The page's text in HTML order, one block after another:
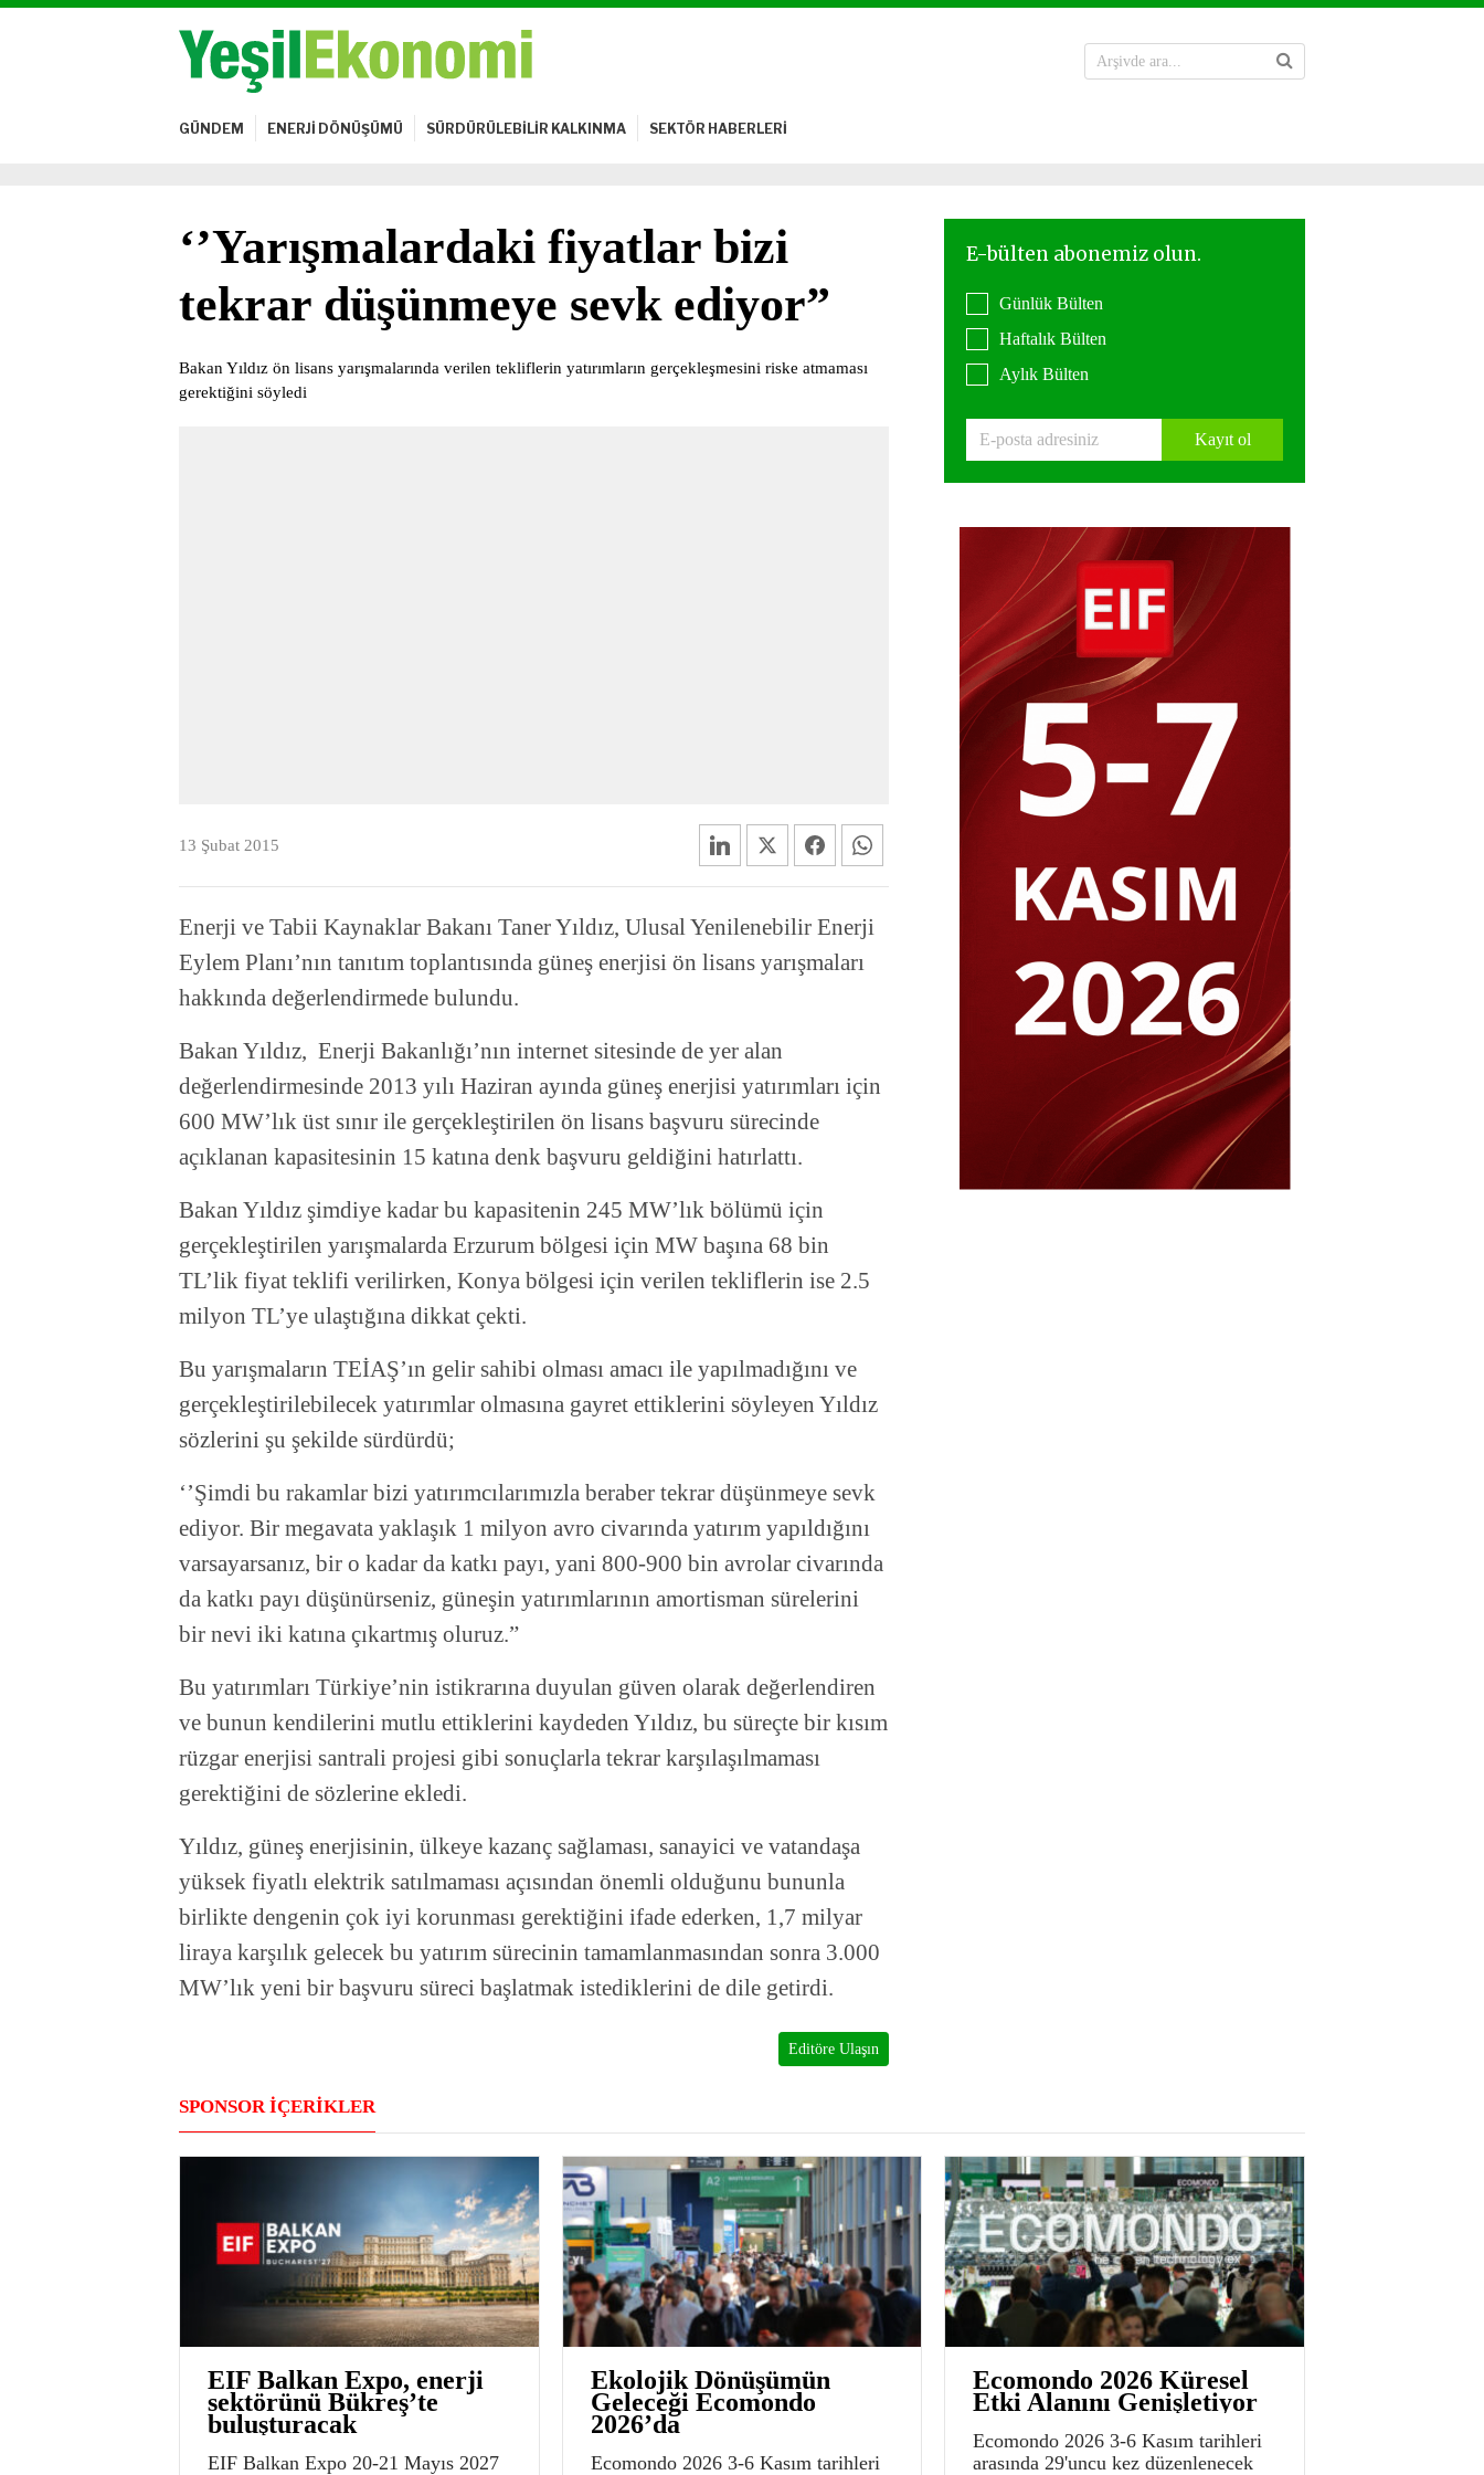
GÜNDEM ENERJİ DÖNÜŞÜMÜ SÜRDÜRÜLEBİLİR KALKINMA SEKTÖR HABERLERİ
‘’Yarışmalardaki fiyatlar bizi
tekrar düşünmeye sevk ediyor”
Bakan Yıldız ön lisans yarışmalarında verilen tekliflerin yatırımların gerçekleşmesini riske atmaması
gerektiğini söyledi
13 Şubat 2015
Enerji ve Tabii Kaynaklar Bakanı Taner Yıldız, Ulusal Yenilenebilir Enerji
Eylem Planı’nın tanıtım toplantısında güneş enerjisi ön lisans yarışmaları
hakkında değerlendirmede bulundu.
Bakan Yıldız, Enerji Bakanlığı’nın internet sitesinde de yer alan
değerlendirmesinde 2013 yılı Haziran ayında güneş enerjisi yatırımları için
600 MW’lık üst sınır ile gerçekleştirilen ön lisans başvuru sürecinde
açıklanan kapasitesinin 15 katına denk başvuru geldiğini hatırlattı.
Bakan Yıldız şimdiye kadar bu kapasitenin 245 MW’lık bölümü için
gerçekleştirilen yarışmalarda Erzurum bölgesi için MW başına 68 bin
TL’lik fiyat teklifi verilirken, Konya bölgesi için verilen tekliflerin ise 2.5
milyon TL’ye ulaştığına dikkat çekti.
Bu yarışmaların TEİAŞ’ın gelir sahibi olması amacı ile yapılmadığını ve
gerçekleştirilebilecek yatırımlar olmasına gayret ettiklerini söyleyen Yıldız
sözlerini şu şekilde sürdürdü;
‘’Şimdi bu rakamlar bizi yatırımcılarımızla beraber tekrar düşünmeye sevk
ediyor. Bir megavata yaklaşık 1 milyon avro civarında yatırım yapıldığını
varsayarsanız, bir o kadar da katkı payı, yani 800-900 bin avrolar civarında
da katkı payı düşünürseniz, güneşin yatırımlarının amortisman sürelerini
bir nevi iki katına çıkartmış oluruz.”
Bu yatırımları Türkiye’nin istikrarına duyulan güven olarak değerlendiren
ve bunun kendilerini mutlu ettiklerini kaydeden Yıldız, bu süreçte bir kısım
rüzgar enerjisi santrali projesi gibi sonuçlarla tekrar karşılaşılmaması
gerektiğini de sözlerine ekledi.
Yıldız, güneş enerjisinin, ülkeye kazanç sağlaması, sanayici ve vatandaşa
yüksek fiyatlı elektrik satılmaması açısından önemli olduğunu bununla
birlikte dengenin çok iyi korunması gerektiğini ifade ederken, 1,7 milyar
liraya karşılık gelecek bu yatırım sürecinin tamamlanmasından sonra 3.000
MW’lık yeni bir başvuru süreci başlatmak istediklerini de dile getirdi.
Editöre Ulaşın
Günlük Bülten
Haftalık Bülten
Aylık Bülten
Kayıt ol
SPONSOR İÇERİKLER
EIF Balkan Expo, enerji
sektörünü Bükreş’te
buluşturacak
EIF Balkan Expo 20-21 Mayıs 2027
Ekolojik Dönüşümün
Geleceği Ecomondo
2026’da
Ecomondo 2026 3-6 Kasım tarihleri
Ecomondo 2026 Küresel
Etki Alanını Genişletiyor
Ecomondo 2026 3-6 Kasım tarihleri
arasında 29'uncu kez düzenlenecek